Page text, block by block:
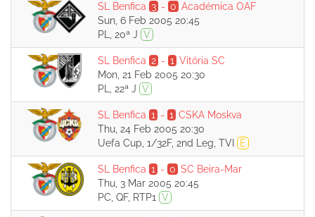
SL Benfica 3 - 0 Académica OAF
Sun, 6 Feb 2005 20:45
PL, 20ª J V
SL Benfica 2 - 1 Vitória SC
Mon, 21 Feb 2005 20:30
PL, 22ª J V
SL Benfica 1 - 1 CSKA Moskva
Thu, 24 Feb 2005 20:30
Uefa Cup, 1/32F, 2nd Leg, TVI
E
SL Benfica 1 - 0 SC Beira-Mar
Thu, 3 Mar 2005 20:45
PC, QF, RTP1
V